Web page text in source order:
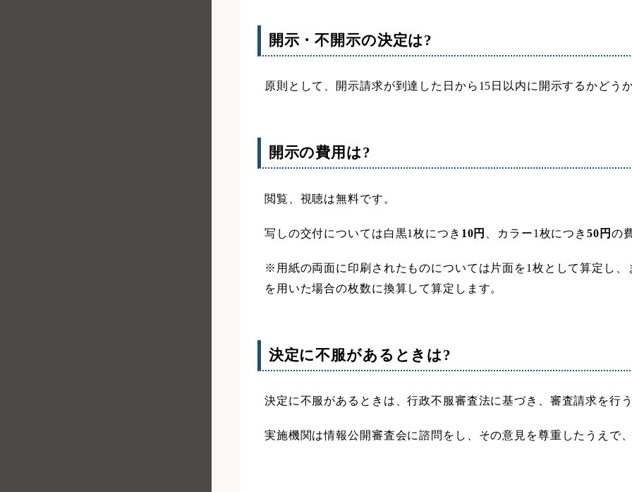
開示・不開示の決定は?
原則として、開示請求が到達した日から15日以内に開示するかどう
開示の費用は?
閲覧、視聴は無料です。
写しの交付については白黒1枚につき 10円 、カラー1枚につき50円 の
※用紙の両面に印刷されたものについては片面を1枚として算定し
を用いた場合の枚数に換算して算定します。
決定に不服があるときは?
決定に不服があるときは、行政不服審査法に基づき、審査請求を行
実施機関は情報公開審査会に諮問をし、その意見を尊重したうえで